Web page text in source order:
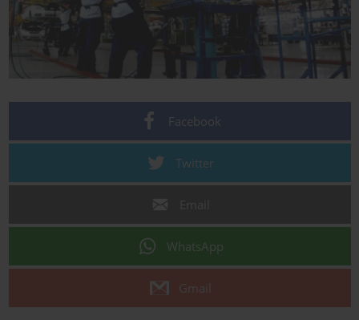
Facebook
Twitter
WhatsApp
Gmail